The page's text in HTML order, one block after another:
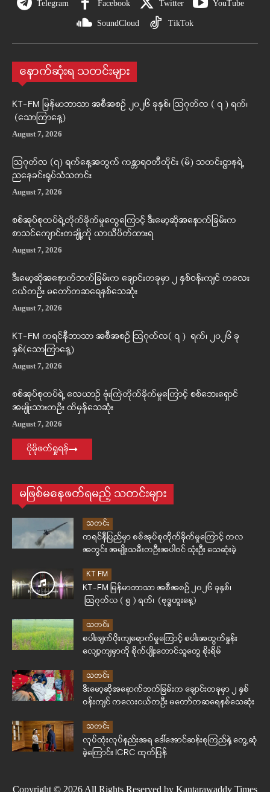
Telegram Facebook Twitter YouTube
SoundCloud TikTok
နောက်ဆုံးရ သတင်းများ
KT-FM မြန်မာဘာသာ အစီအစဉ် ၂၀၂၆ ခုနှစ်၊ ဩဂုတ်လ ( ၇ ) ရက်၊
(သောကြာနေ့)
August 7, 2026
ဩဂုတ်လ (၇) ရက်နေ့အတွက် ကန္တာရဝတီတိုင်း (မ်) သတင်းဌာနရဲ့
ညနေခင်းရုပ်သံသတင်း
August 7, 2026
စစ်အုပ်စုတပ်ရဲ့တိုက်ခိုက်မှုတွေကြောင့် ဒီးမော့ဆိုအနောက်ခြမ်းက
စာသင်ကျောင်းတချို့ကို ယာယီပိတ်ထားရ
August 7, 2026
ဒီးမော့ဆိုအနောက်ဘက်ခြမ်းက ချောင်းတခုမှာ ၂ နှစ်ဝန်းကျင် ကလေး
ငယ်တဦး မတော်တဆရေနစ်သေဆုံး
August 7, 2026
KT-FM ကရင်နီဘာသာ အစီအစဉ် ဩဂုတ်လ( ၇ ) ရက်၊ ၂၀၂၆ ခု
နှစ်(သောကြာနေ့)
August 7, 2026
စစ်အုပ်စုတပ်ရဲ့ လေယာဉ် ဗုံးကြဲတိုက်ခိုက်မှုကြောင့် စစ်ဘေးရှောင်
အမျိုးသားတဦး ထိမှန်သေဆုံး
August 7, 2026
ပိုမိုဖတ်ရှုရန်
မဖြစ်မနေဖတ်ရမည့် သတင်းများ
သတင်း
ကရင်နီပြည်မှာ စစ်အုပ်စုတိုက်ခိုက်မှုကြောင့် တလ
အတွင်း အမျိုးသမီးတဦးအပါဝင် သုံးဦး သေဆုံးခဲ့
KT FM
KT-FM မြန်မာဘာသာ အစီအစဉ် ၂၀၂၆ ခုနှစ်၊
ဩဂုတ်လ ( ၅ ) ရက်၊ (ဗုဒ္ဓဟူးနေ့)
သတင်း
စပါးဖျက်ပိုးကျရောက်မှုကြောင့် စပါးအထွက်နှုန်း
လျော့ကျမှာကို စိုက်ပျိုးတောင်သူတွေ စိုးရိမ်
သတင်း
ဒီးမော့ဆိုအနောက်ဘက်ခြမ်းက ချောင်းတခုမှာ ၂ နှစ်
ဝန်းကျင် ကလေးငယ်တဦး မတော်တဆရေနစ်သေဆုံး
သတင်း
လုပ်ထုံးလုပ်နည်းအရ ဒေါ်အောင်ဆန်းစုကြည်နဲ့ တွေ့ဆုံ
ခဲ့ကြောင်း ICRC ထုတ်ပြန်
Copyright © 2026 All Rights Reserved by Kantarawaddy Times